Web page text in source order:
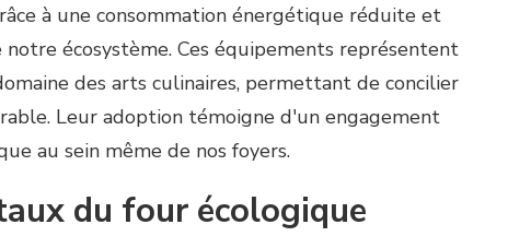
à une consommation énergétique réduite et
écosystème. Ces équipements représentent
des arts culinaires, permettant de concilier
Leur adoption témoigne d'un engagement
au sein même de nos foyers.
du four écologique